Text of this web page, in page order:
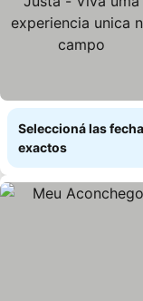
Seleccioná las
exactos